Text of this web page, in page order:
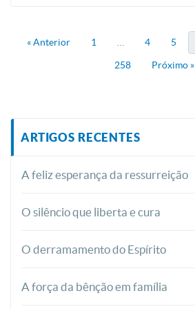
« Anterior 1 4 5
258 Próximo »
ARTIGOS RECENTES
A feliz esperança da ressurreição
O silêncio que liberta e cura
O derramamento do Espírito
A força da bênção em família